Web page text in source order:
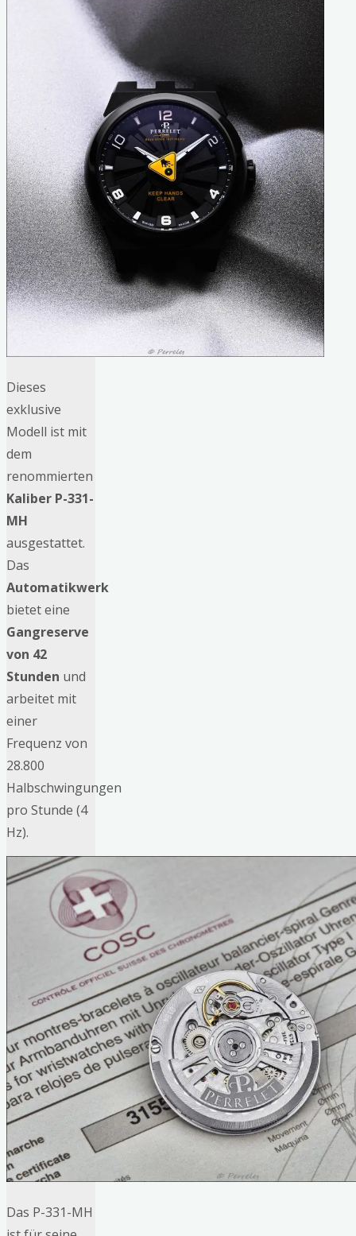
Dieses
exklusive
Modell ist mit
dem
renommierten
Kaliber P-331-
MH
ausgestattet.
Das
Automatikwerk
bietet eine
Gangreserve
von 42
Stunden und
arbeitet mit
einer
Frequenz von
28.800
Halbschwingungen
pro Stunde (4
Hz).
Das P-331-MH